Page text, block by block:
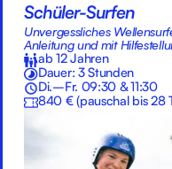
Schüler-Surfen
Unvergessliches
Anleitung und mit
ab 12 Jahren
Dauer: 3 Stunden
Di.–Fr. 09:30 & 11:30
840 € (pauschal bis 28